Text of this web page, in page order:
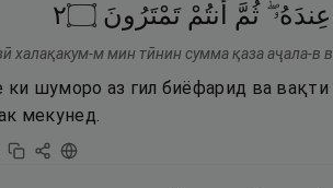
عِندَهُۥ ۖ ثُمَّ أَنتُمْ تَمْتَرُونَ ۝٢
халақакум-м мин тӣнин сумма қаза аҷала-в
ки шуморо аз гил биёфарид ва
мекунед.